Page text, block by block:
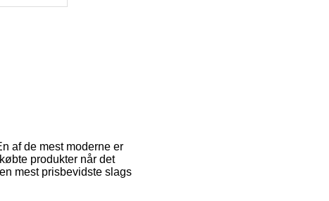
af de mest moderne er
produkter når det
mest prisbevidste slags